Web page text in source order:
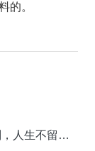
的。
手握Plan B！2026高考后留学一站式规划，人生不留遗憾！